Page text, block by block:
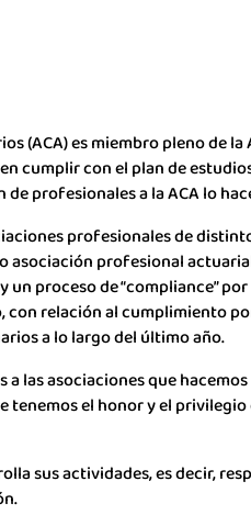
(ACA) es miembro pleno de
cumplir con el plan de
profesionales a la ACA lo
profesionales de
profesional
proceso de “compliance”
relación al cumplimiento
a lo largo del último año.
las asociaciones que
el honor y el
sus actividades, es decir,